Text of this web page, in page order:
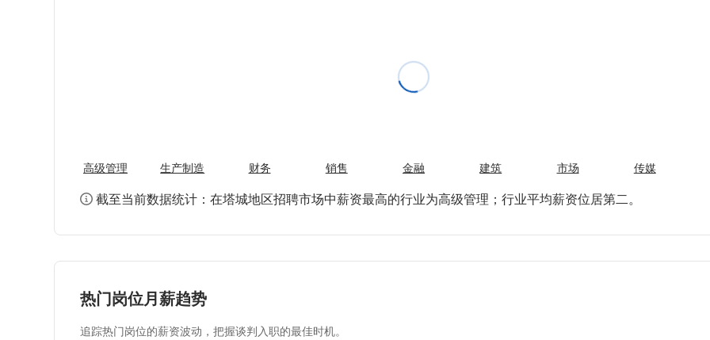
高级管理 生产制造 财务 销售 金融 建筑 市场 传媒
截至当前数据统计：在塔城地区招聘市场中薪资最高的行业为高级管理；行业平均薪资位居第二。
热门岗位月薪趋势
追踪热门岗位的薪资波动，把握谈判入职的最佳时机。